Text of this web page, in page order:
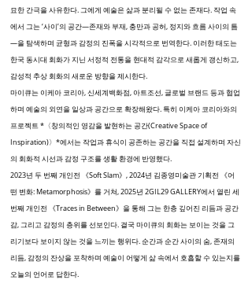
묘한 간극을 사유한다. 그에게 예술은 삶과 분리될 수 없는 존재다. 작업 속
에서 그는 ‘사이’의 공간—존재와 부재, 충만과 공허, 정지와 흐름 사이의 틈
—을 탐색하며 균형과 감정의 진폭을 시각적으로 번역한다. 이러한 태도는
한국 동시대 회화가 지닌 서정적 전통을 현대적 감각으로 새롭게 갱신하고,
감성적 추상 회화의 새로운 방향을 제시한다.
마이큐는 이케아 코리아, 신세계백화점, 아트조선, 글로벌 브랜드 등과 협업
하며 예술의 외연을 일상과 공간으로 확장해왔다. 특히 이케아 코리아와의
프로젝트 *〈창의적인 영감을 발현하는 공간(Creative Space of
Inspiration)〉*에서는 작업과 휴식이 공존하는 공간을 직접 설계하며 자신
의 회화적 시선과 감정 구조를 생활 환경에 반영했다.
2023년 두 번째 개인전 《Soft Slam》, 2024년 김종영미술관 기획전 《어
떤 변화: Metamorphosis》를 거쳐, 2025년 2GIL29 GALLERY에서 열린 세
번째 개인전 《Traces in Between》을 통해 그는 한층 깊어진 리듬과 공간
감, 그리고 감정의 층위를 선보인다. 결국 마이큐의 회화는 보이는 것을 그
리기보다 보이지 않는 것을 느끼는 행위다. 순간과 순간 사이의 숨, 존재의
리듬, 감정의 잔상을 포착하며 예술이 어떻게 삶 속에서 호흡할 수 있는지를
오늘의 언어로 답한다.